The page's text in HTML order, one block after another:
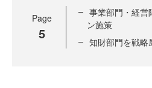
Page
5
事業部門・経営
ン施策
知財部門を戦略